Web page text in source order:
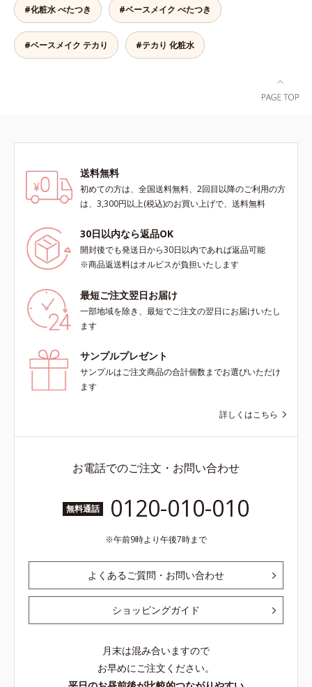
をまとったグロウニュアンスパウダ
ーを新配合。リキッドのツヤ感を活
かしながらも、ふんわりと軽やかな
サラツヤ肌へと、仕上がり質感を格
になります。さらに「立体格子構
造」を採用し、肌にあたる表面積が
多く、たくさんの皮脂を一瞬でキャ
ッチします。1枚でたっぷり使える
#化粧水 べたつき #ベースメイク べたつき
#ベースメイク テカり #テカり 化粧水
送料無料
初めての方は、全国送料無料、2回目以降のご利用の方
は、3,300円以上(税込)のお買い上げで、送料無料
30日以内なら返品OK
開封後でも発送日から30日以内であれば返品可能
※商品返送料はオルビスが負担いたします
最短ご注文翌日お届け
一部地域を除き、最短でご注文の翌日にお届けいたし
ます
サンプルプレゼント
サンプルはご注文商品の合計個数までお選びいただけ
ます
詳しくはこちら
お電話でのご注文・お問い合わせ
無料通話 0120-010-010
午前9時より午後7時まで
よくあるご質問・お問い合わせ
ショッピングガイド
月末は混み合いますので
お早めにご注文ください。